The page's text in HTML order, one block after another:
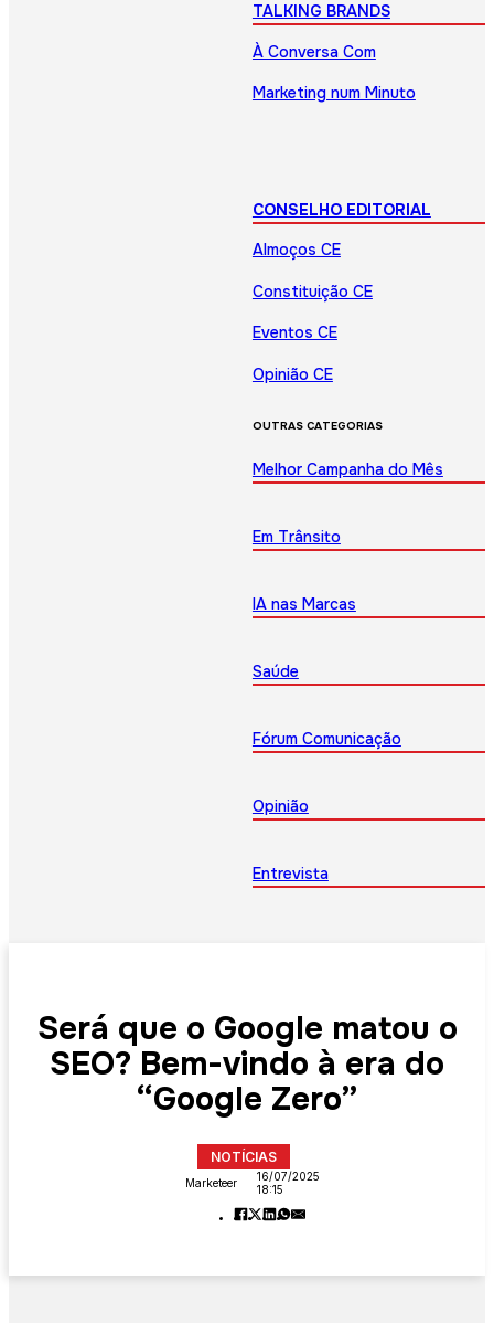
TALKING BRANDS
À Conversa Com
Marketing num Minuto
CONSELHO EDITORIAL
Almoços CE
Constituição CE
Eventos CE
Opinião CE
OUTRAS CATEGORIAS
Melhor Campanha do Mês
Em Trânsito
IA nas Marcas
Saúde
Fórum Comunicação
Opinião
Entrevista
Será que o Google matou o
SEO? Bem-vindo à era do
“Google Zero”
NOTÍCIAS
Marketeer
16/07/2025
18:15